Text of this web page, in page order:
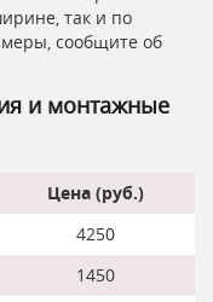
так и по
сообщите об
и монтажные
Цена (руб.)
4250
1450